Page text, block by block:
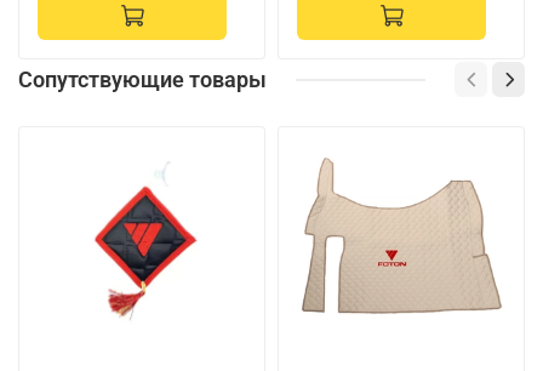
черный, золотые
кисточки)
бежевый, бежевые
кисточки)
Сопутствующие товары